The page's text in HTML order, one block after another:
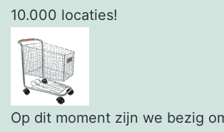
10.000 locaties!
Op dit moment zijn we bezig